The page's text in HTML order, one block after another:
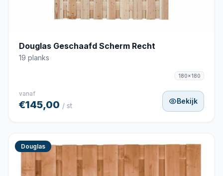
Douglas Geschaafd Scherm Recht
19 planks
180x180
vanaf
€145,00 / st
Bekijk
Douglas